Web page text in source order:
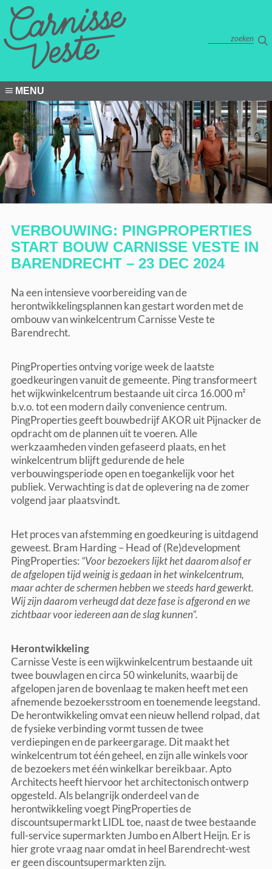
MENU
VERBOUWING: PINGPROPERTIES
START BOUW CARNISSE VESTE IN
BARENDRECHT – 23 DEC 2024
Na een intensieve voorbereiding van de
herontwikkelingsplannen kan gestart worden met de
ombouw van winkelcentrum Carnisse Veste te
Barendrecht.
PingProperties ontving vorige week de laatste
goedkeuringen vanuit de gemeente. Ping transformeert
het wijkwinkelcentrum bestaande uit circa 16.000 m²
b.v.o. tot een modern daily convenience centrum.
PingProperties geeft bouwbedrijf AKOR uit Pijnacker de
opdracht om de plannen uit te voeren. Alle
werkzaamheden vinden gefaseerd plaats, en het
winkelcentrum blijft gedurende de hele
verbouwingsperiode open en toegankelijk voor het
publiek. Verwachting is dat de oplevering na de zomer
volgend jaar plaatsvindt.
Het proces van afstemming en goedkeuring is uitdagend
geweest. Bram Harding – Head of (Re)development
PingProperties: “Voor bezoekers lijkt het daarom alsof er
de afgelopen tijd weinig is gedaan in het winkelcentrum,
maar achter de schermen hebben we steeds hard gewerkt.
Wij zijn daarom verheugd dat deze fase is afgerond en we
zichtbaar voor iedereen aan de slag kunnen”.
Herontwikkeling
Carnisse Veste is een wijkwinkelcentrum bestaande uit
twee bouwlagen en circa 50 winkelunits, waarbij de
afgelopen jaren de bovenlaag te maken heeft met een
afnemende bezoekersstroom en toenemende leegstand.
De herontwikkeling omvat een nieuw hellend rolpad, dat
de fysieke verbinding vormt tussen de twee
verdiepingen en de parkeergarage. Dit maakt het
winkelcentrum tot één geheel, en zijn alle winkels voor
de bezoekers met één winkelkar bereikbaar. Apto
Architects heeft hiervoor het architectonisch ontwerp
opgesteld. Als belangrijk onderdeel van de
herontwikkeling voegt PingProperties de
discountsupermarkt LIDL toe, naast de twee bestaande
full-service supermarkten Jumbo en Albert Heijn. Er is
hier grote vraag naar omdat in heel Barendrecht-west
er geen discountsupermarkten zijn.